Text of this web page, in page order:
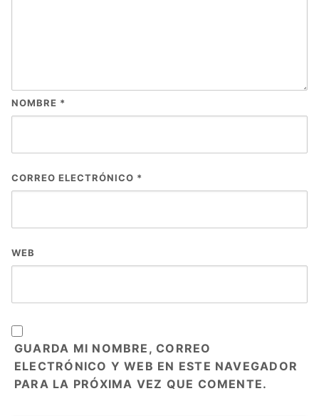
NOMBRE *
CORREO ELECTRÓNICO *
WEB
GUARDA MI NOMBRE, CORREO
ELECTRÓNICO Y WEB EN ESTE NAVEGADOR
PARA LA PRÓXIMA VEZ QUE COMENTE.